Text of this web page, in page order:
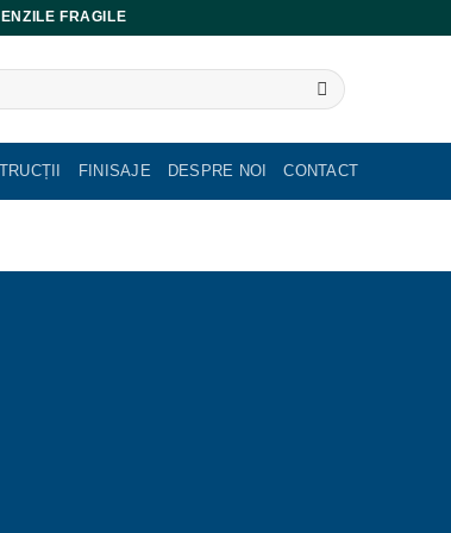
FRAGILE
FINISAJE DESPRE NOI CONTACT